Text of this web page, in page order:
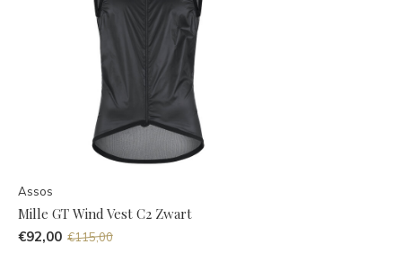
Assos
Mille GT Wind Vest C2 Zwart
€92,00 €115,00